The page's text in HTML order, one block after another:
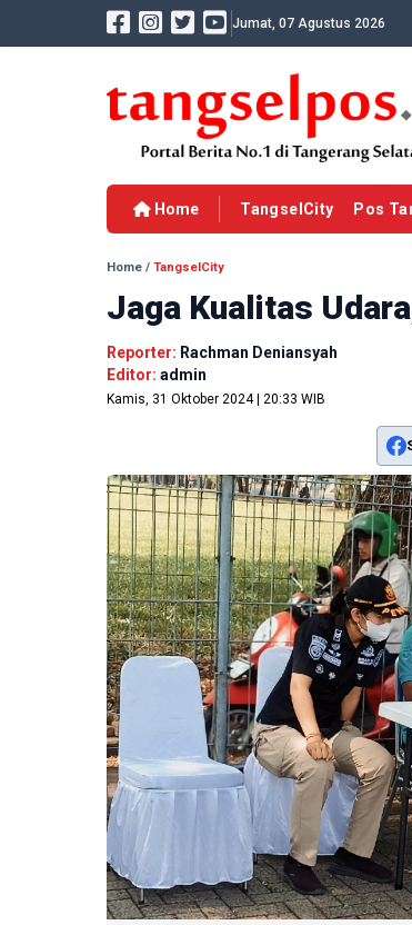
Jumat, 07 Agustus 2026
Home TangselCity Pos
Home / TangselCity
Jaga Kualitas
Reporter: Rachman Deniansyah
Editor: admin
Kamis, 31 Oktober 2024 | 20:33 WIB